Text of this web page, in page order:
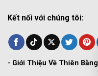
Kết nối với chúng tôi:
- Giới Thiệu Về Thiên Bằng